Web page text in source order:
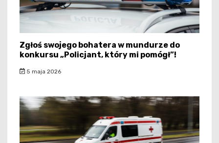
Zgłoś swojego bohatera w mundurze do
konkursu „Policjant, który mi pomógł”!
5 maja 2026